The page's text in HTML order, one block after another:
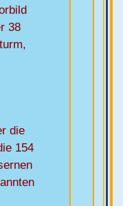
38
die
154